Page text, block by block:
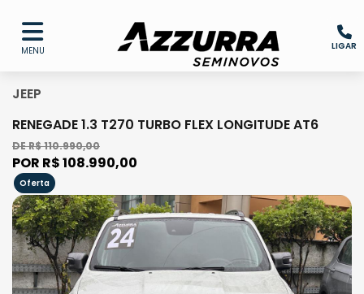
MENU LIGAR
JEEP
RENEGADE 1.3 T270 TURBO FLEX LONGITUDE AT6
DE R$ 110.990,00
POR R$ 108.990,00
Oferta